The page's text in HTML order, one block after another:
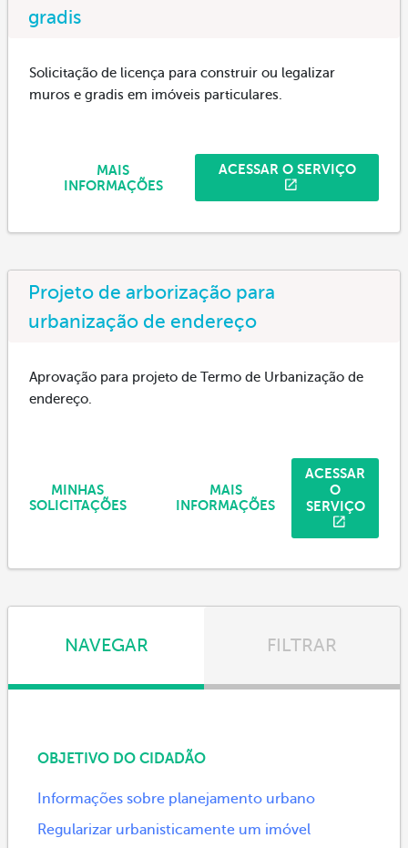
gradis
Solicitação de licença para construir ou legalizar
muros e gradis em imóveis particulares.
ACESSAR O SERVIÇO
MAIS
INFORMAÇÕES
Projeto de arborização para
urbanização de endereço
Aprovação para projeto de Termo de Urbanização de
endereço.
ACESSAR
O
SERVIÇO
MAIS
INFORMAÇÕES
MINHAS
SOLICITAÇÕES
NAVEGAR FILTRAR
OBJETIVO DO CIDADÃO
Informações sobre planejamento urbano
Regularizar urbanisticamente um imóvel